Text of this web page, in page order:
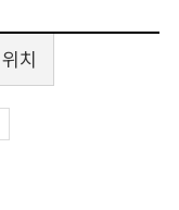
위치